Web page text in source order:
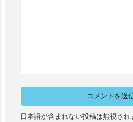
日本語が含まれない投稿は無視され